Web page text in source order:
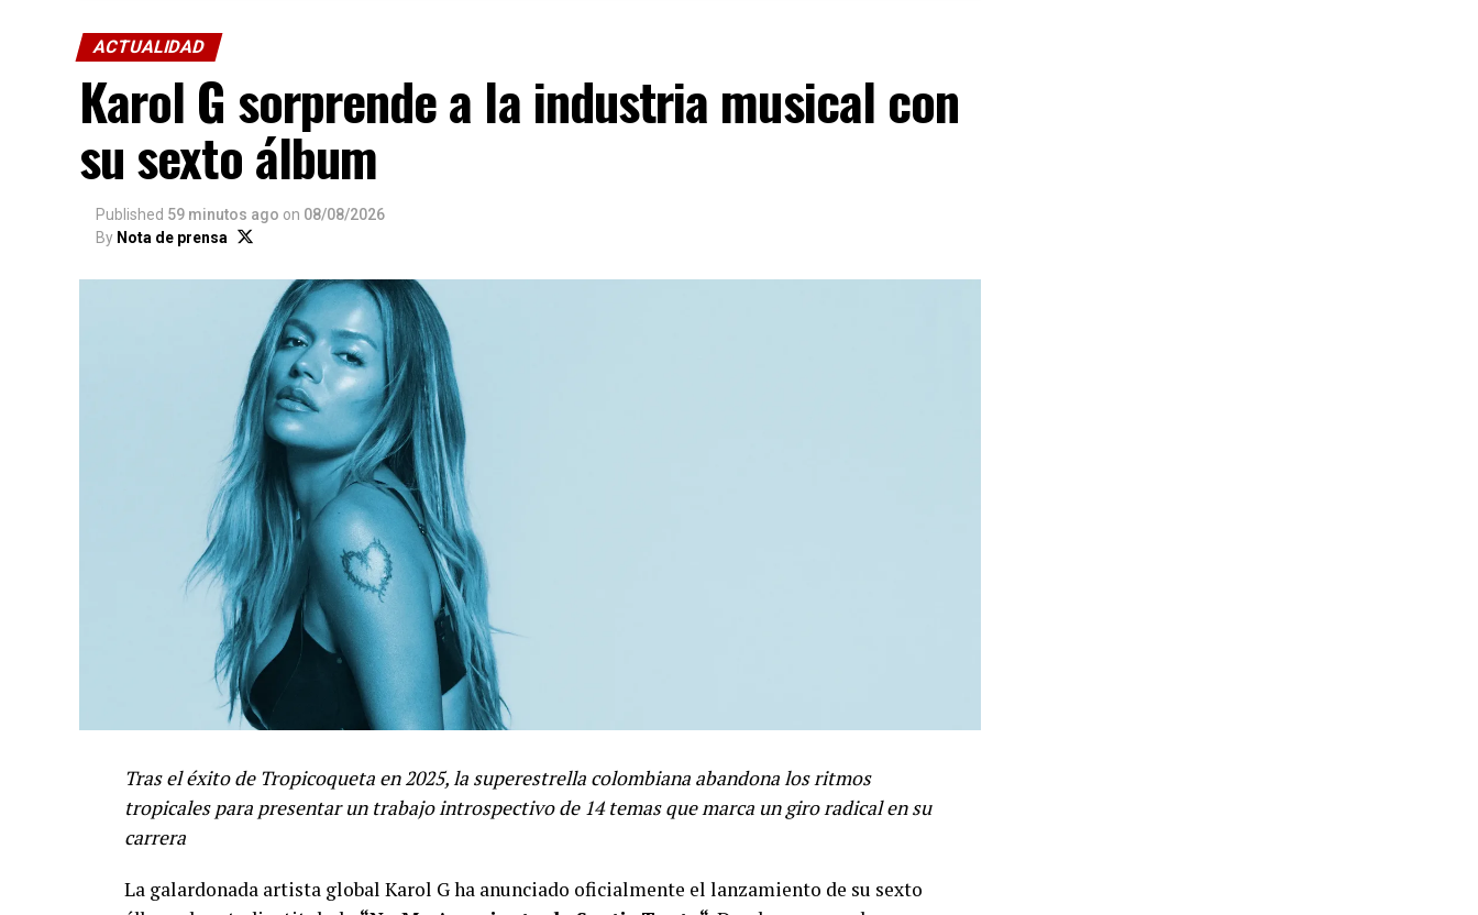
ACTUALIDAD
Karol G sorprende a la industria musical con
su sexto álbum
Published 59 minutos ago on 08/08/2026
By Nota de prensa
Tras el éxito de Tropicoqueta en 2025, la superestrella colombiana abandona los ritmos
tropicales para presentar un trabajo introspectivo de 14 temas que marca un giro radical en su
carrera
La galardonada artista global Karol G ha anunciado oficialmente el lanzamiento de su sexto